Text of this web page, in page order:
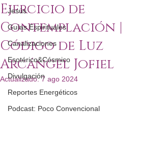
Jesús
Guías Espirituales
Canalizaciones
Esotérico&Cósmico
Divulgación
Reportes Energéticos
Podcast: Poco Convencional
Ejercicio de
Contemplación |
Código de Luz
Arcángel Jofiel
Actualizado:7 ago 2024